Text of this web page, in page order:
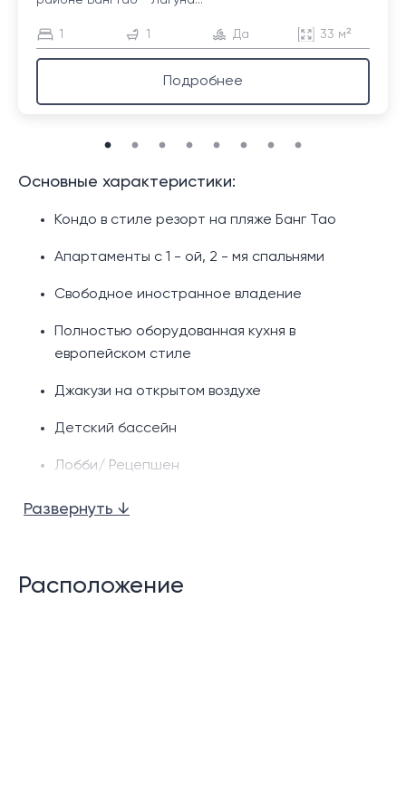
1 1 Да 33 м²
Подробнее
Основные характеристики:
Кондо в стиле резорт на пляже Банг Тао
Апартаменты с 1 - ой, 2 - мя спальнями
Свободное иностранное владение
Полностью оборудованная кухня в
европейском стиле
Джакузи на открытом воздухе
Детский бассейн
Лобби/ Рецепшен
Фитнес центр
Развернуть ↓
Расположение